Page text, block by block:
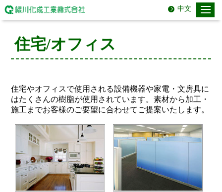
中文
住宅/オフィス
住宅やオフィスで使用される設備機器や家電・文房具に
はたくさんの樹脂が使用されています。素材から加工・
施工までお客様のご要望に合わせてご提案いたします。